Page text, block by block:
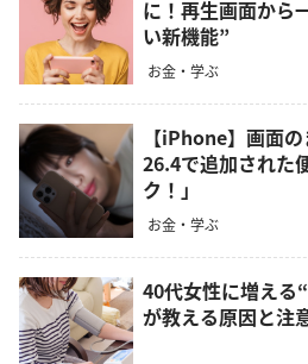
に！再生画面から
い新機能”
お金・学ぶ
【iPhone】画面
26.4で追加された
ク！」
お金・学ぶ
40代女性に増える
が教える原因と注